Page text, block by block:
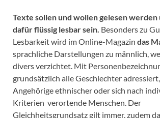
Texte sollen und wollen gelesen werden
dafür flüssig lesbar sein. Besonders zu
Lesbarkeit wird im Online-Magazin das
sprachliche Darstellungen zu männlich,
divers verzichtet. Mit
grundsätzlich alle Geschlechter
Angehörige ethnischer oder sich nach
Kriterien verortende Menschen. Der
Gleichheitsgrundsatz gilt immer, zudem